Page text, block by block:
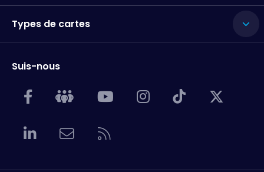
Types de cartes
Suis-nous